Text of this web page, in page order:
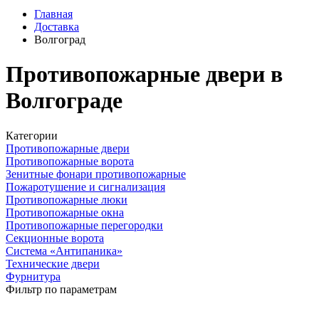
Главная
Доставка
Волгоград
Противопожарные двери в
Волгограде
Категории
Противопожарные двери
Противопожарные ворота
Зенитные фонари противопожарные
Пожаротушение и сигнализация
Противопожарные люки
Противопожарные окна
Противопожарные перегородки
Секционные ворота
Система «Антипаника»
Технические двери
Фурнитура
Фильтр по параметрам